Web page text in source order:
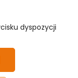
dyspozycji